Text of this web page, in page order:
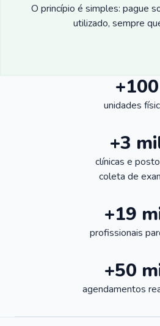
O princípio é simples: pague
utilizado, sempre
+100
unidades
+3
clínicas e
coleta de
+19
profissionais
+50
agendamentos